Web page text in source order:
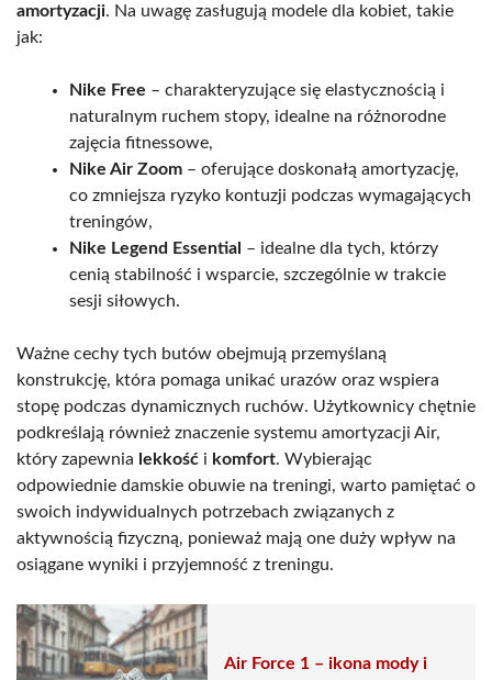
amortyzacji. Na uwagę zasługują modele dla kobiet, takie
jak:
Nike Free – charakteryzujące się elastycznością i
naturalnym ruchem stopy, idealne na różnorodne
zajęcia fitnessowe,
Nike Air Zoom – oferujące doskonałą amortyzację,
co zmniejsza ryzyko kontuzji podczas wymagających
treningów,
Nike Legend Essential – idealne dla tych, którzy
cenią stabilność i wsparcie, szczególnie w trakcie
sesji siłowych.
Ważne cechy tych butów obejmują przemyślaną
konstrukcję, która pomaga unikać urazów oraz wspiera
stopę podczas dynamicznych ruchów. Użytkownicy chętnie
podkreślają również znaczenie systemu amortyzacji Air,
który zapewnia lekkość i komfort. Wybierając
odpowiednie damskie obuwie na treningi, warto pamiętać o
swoich indywidualnych potrzebach związanych z
aktywnością fizyczną, ponieważ mają one duży wpływ na
osiągane wyniki i przyjemność z treningu.
Air Force 1 – ikona mody i